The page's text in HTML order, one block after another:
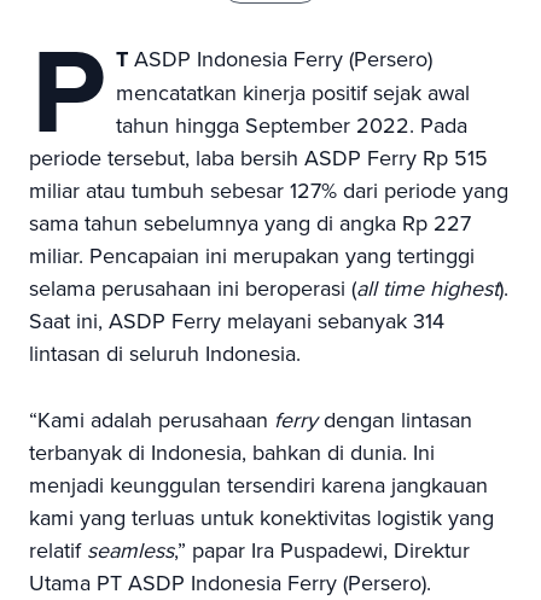
P T ASDP Indonesia Ferry (Persero)
mencatatkan kinerja positif sejak awal
tahun hingga September 2022. Pada
periode tersebut, laba bersih ASDP Ferry Rp 515
miliar atau tumbuh sebesar 127% dari periode yang
sama tahun sebelumnya yang di angka Rp 227
miliar. Pencapaian ini merupakan yang tertinggi
selama perusahaan ini beroperasi (all time highest).
Saat ini, ASDP Ferry melayani sebanyak 314
lintasan di seluruh Indonesia.
“Kami adalah perusahaan ferrydengan lintasan
terbanyak di Indonesia, bahkan di dunia. Ini
menjadi keunggulan tersendiri karena jangkauan
kami yang terluas untuk konektivitas logistik yang
relatif seamless,” papar Ira Puspadewi, Direktur
Utama PT ASDP Indonesia Ferry (Persero).